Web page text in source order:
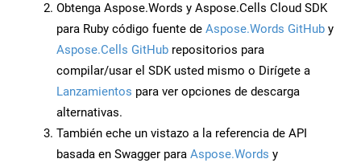
Obtenga Aspose.Words y Aspose.Cells Cloud SDK
para Ruby código fuente de Aspose.Words GitHub y
Aspose.Cells GitHub repositorios para
compilar/usar el SDK usted mismo o Dirígete a
Lanzamientos para ver opciones de descarga
alternativas.
También eche un vistazo a la referencia de API
basada en Swagger para Aspose.Words y